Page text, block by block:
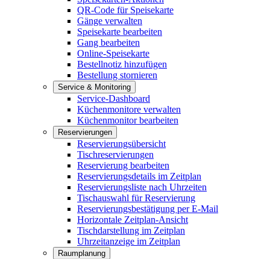
QR-Code für Speisekarte
Gänge verwalten
Speisekarte bearbeiten
Gang bearbeiten
Online-Speisekarte
Bestellnotiz hinzufügen
Bestellung stornieren
Service & Monitoring
Service-Dashboard
Küchenmonitore verwalten
Küchenmonitor bearbeiten
Reservierungen
Reservierungsübersicht
Tischreservierungen
Reservierung bearbeiten
Reservierungsdetails im Zeitplan
Reservierungsliste nach Uhrzeiten
Tischauswahl für Reservierung
Reservierungsbestätigung per E-Mail
Horizontale Zeitplan-Ansicht
Tischdarstellung im Zeitplan
Uhrzeitanzeige im Zeitplan
Raumplanung